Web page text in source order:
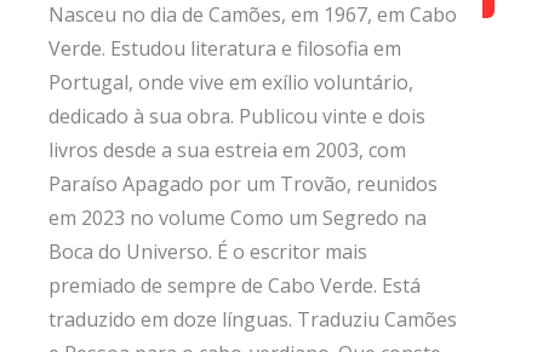
Nasceu no dia de Camões, em 1967, em Cabo
Verde. Estudou literatura e filosofia em
Portugal, onde vive em exílio voluntário,
dedicado à sua obra. Publicou vinte e dois
livros desde a sua estreia em 2003, com
Paraíso Apagado por um Trovão, reunidos
em 2023 no volume Como um Segredo na
Boca do Universo. É o escritor mais
premiado de sempre de Cabo Verde. Está
traduzido em doze línguas. Traduziu Camões